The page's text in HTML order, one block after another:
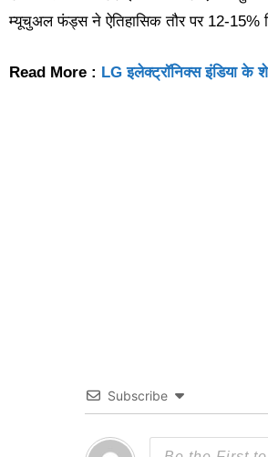
म्यूचुअल फंड्स ने ऐतिहासिक तौर पर 12-15%
Read More : LG इलेक्ट्रॉनिक्स इंडिया के
Subscribe